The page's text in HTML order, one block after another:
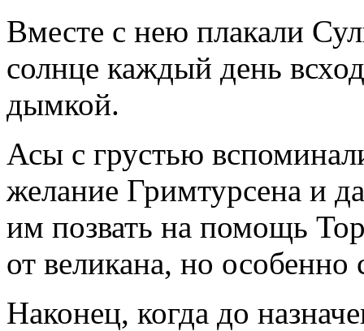
Вместе с нею плакали
солнце каждый день
дымкой.
Асы с грустью
желание Гримтурсена и
им позвать на помощь
от великана, но особенно
Наконец, когда до